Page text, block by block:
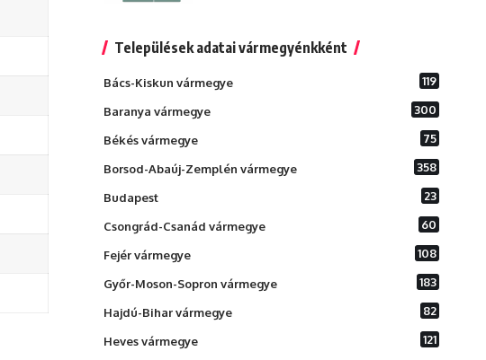
Települések adatai vármegyénkként
Bács-Kiskun vármegye 119
Baranya vármegye 300
Békés vármegye 75
Borsod-Abaúj-Zemplén vármegye 358
Budapest 23
Csongrád-Csanád vármegye 60
Fejér vármegye 108
Győr-Moson-Sopron vármegye 183
Hajdú-Bihar vármegye 82
Heves vármegye 121